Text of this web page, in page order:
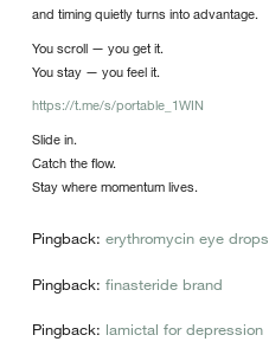
and timing quietly turns into advantage.
You scroll — you get it.
You stay — you feel it.
https://t.me/s/portable_1WIN
Slide in.
Catch the flow.
Stay where momentum lives.
Pingback: erythromycin eye drops
Pingback: finasteride brand
Pingback: lamictal for depression